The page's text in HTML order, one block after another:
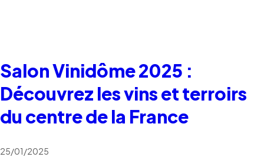
Salon Vinidôme 2025 :
Découvrez les vins et terroirs
du centre de la France
25/01/2025